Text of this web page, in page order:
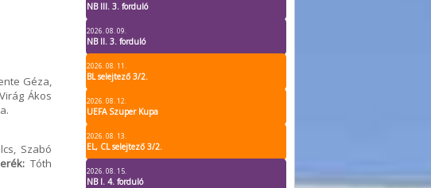
NB III. 3. forduló
2026. 08. 09.
NB II. 3. forduló
2026. 08. 11.
BL selejtező 3/2.
2026. 08. 12.
UEFA Szuper Kupa
2026. 08. 13.
EL, CL selejtező 3/2.
2026. 08. 15.
NB I. 4. forduló
Géza,
Ákos
Szabó
Tóth